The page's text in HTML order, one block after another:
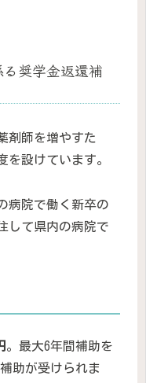
奨学金返還補
剤師を増やすた
を設けています。
病院で働く新卒の
して県内の病院で
。最大6年間補助を
助が受けられま